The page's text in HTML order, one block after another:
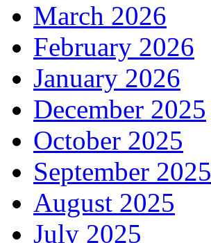
March 2026
February 2026
January 2026
December 2025
October 2025
September 2025
August 2025
July 2025